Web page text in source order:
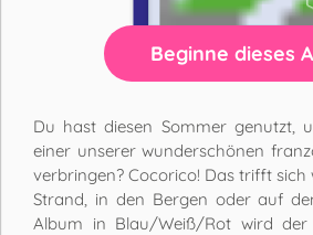
Beginne dieses
Du hast diesen Sommer genutzt,
einer unserer wunderschönen
verbringen? Cocorico! Das trifft
Strand, in den Bergen oder auf
Album in Blau/Weiß/Rot wird der